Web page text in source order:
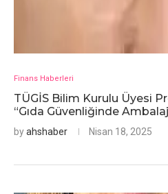
Finans Haberleri
TÜGİS Bilim Kurulu Üyesi
“Gıda Güvenliğinde
byahshaber Nisan 18, 2025